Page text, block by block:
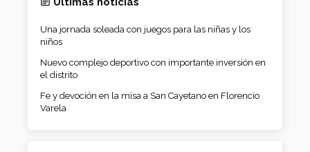
Una jornada soleada con juegos para las niñas y los
niños
Nuevo complejo deportivo con importante inversión en
el distrito
Fe y devoción en la misa a San Cayetano en Florencio
Varela